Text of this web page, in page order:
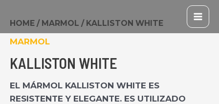
AL
CONTENIDO
HOME / MARMOL / KALLISTON WHITE
MARMOL
KALLISTON WHITE
EL MÁRMOL KALLISTON WHITE ES
RESISTENTE Y ELEGANTE. ES UTILIZADO